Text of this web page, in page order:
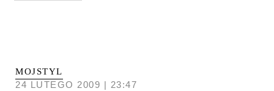
MOJSTYL
24 LUTEGO 2009 | 23:47